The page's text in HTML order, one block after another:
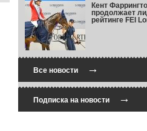
Кент
продолжает
рейтинге FEI
Все новости→
Подписка на новости→